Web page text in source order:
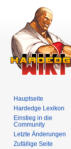
Hauptseite
Hardedge Lexikon
Einstieg in die
Community
Letzte Änderungen
Zufällige Seite